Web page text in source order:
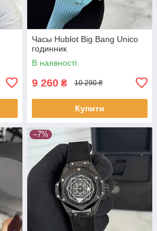
Часы Hublot Big Bang Unico
годинник
В наявності
9 260 ₴ 10 290 ₴
Купити
–7%